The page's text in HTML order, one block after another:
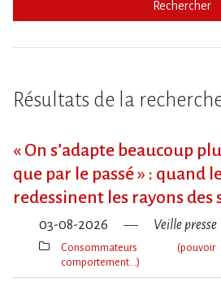
Rechercher
Résultats de la
« On s​‌’adapte beaucoup
que par le passé » : quand
redessinent les rayons des
03-08-2026 Veille presse
Thèmes(s)
Consommateurs
comportement…)